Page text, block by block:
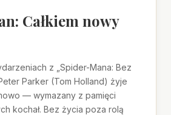
Całkiem nowy
z „Spider-Mana: Bez
Parker (Tom Holland) żyje
— wymazany z pamięci
kochał. Bez życia poza rolą